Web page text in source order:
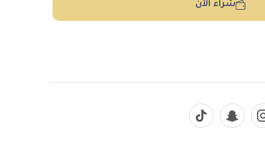
شراء الآن